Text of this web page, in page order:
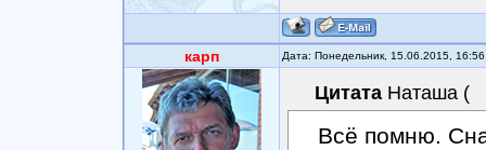
карп Дата: Понедельник, 15.06.2015,
Цитата Наташа (
Всё помню.